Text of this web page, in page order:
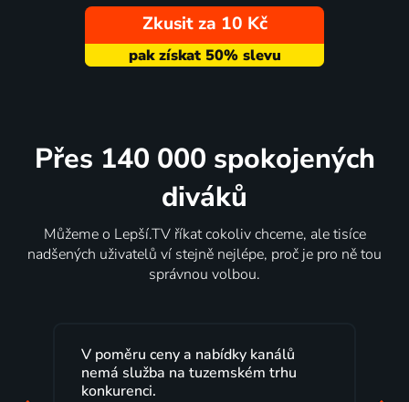
Zkusit za 10 Kč
Přes 140 000 spokojených
diváků
Můžeme o Lepší.TV říkat cokoliv chceme, ale tisíce
nadšených uživatelů ví stejně nejlépe, proč je pro ně tou
správnou volbou.
Lepší.TV sleduji už několik let s
maximální spokojeností. Velký výběr
programů a nemuset běžet k TV na